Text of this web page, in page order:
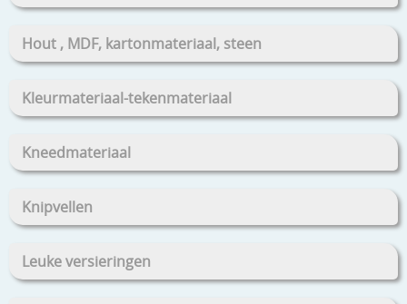
Hout , MDF, kartonmateriaal, steen
Kleurmateriaal-tekenmateriaal
Kneedmateriaal
Knipvellen
Leuke versieringen